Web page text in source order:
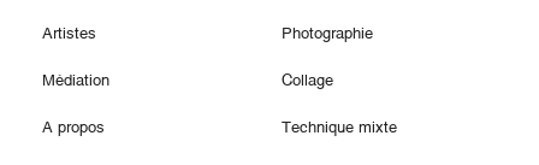
Artistes
Médiation
A propos
Photographie
Collage
Technique mixte